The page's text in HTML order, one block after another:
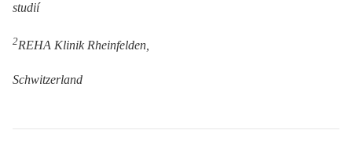
studií
2REHA Klinik Rheinfelden,
Schwitzerland